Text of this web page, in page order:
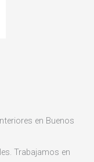
en Buenos
Trabajamos en